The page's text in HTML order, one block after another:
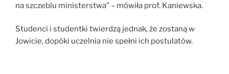
na szczeblu ministerstwa” – mówiła prof. Kaniewska.
Studenci i studentki twierdzą jednak, że zostaną w
Jowicie, dopóki uczelnia nie spełni ich postulatów.